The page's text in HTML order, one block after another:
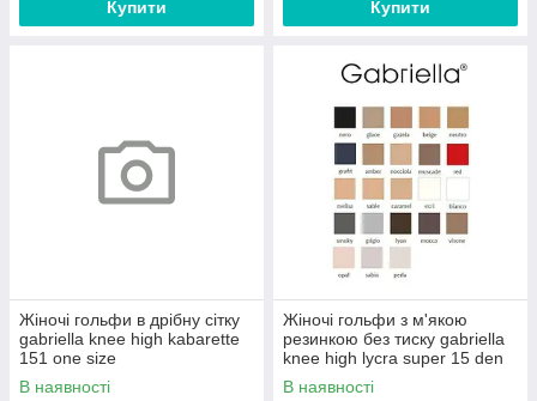
Купити Купити
Жіночі гольфи в дрібну сітку
gabriella knee high kabarette
151 one size
В наявності
Жіночі гольфи з м'якою
резинкою без тиску gabriella
knee high lycra super 15 den
(2 пари) one size
В наявності